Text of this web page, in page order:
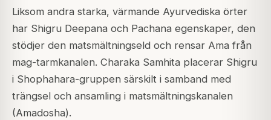
Liksom andra starka, värmande Ayurvediska örter
har Shigru Deepana och Pachana egenskaper, den
stödjer den matsmältningseld och rensar Ama från
mag-tarmkanalen. Charaka Samhita placerar Shigru
i Shophahara-gruppen särskilt i samband med
trängsel och ansamling i matsmältningskanalen
(Amadosha).